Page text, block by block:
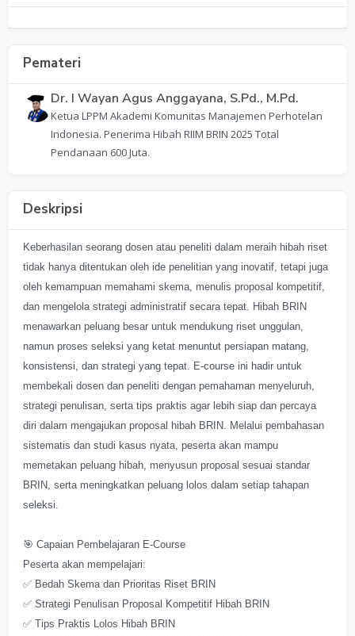
Pemateri
Dr. I Wayan Agus Anggayana, S.Pd., M.Pd.
Ketua LPPM Akademi Komunitas Manajemen Perhotelan
Indonesia. Penerima Hibah RIIM BRIN 2025 Total
Pendanaan 600 Juta.
Deskripsi
Keberhasilan seorang dosen atau peneliti dalam meraih hibah riset
tidak hanya ditentukan oleh ide penelitian yang inovatif, tetapi juga
oleh kemampuan memahami skema, menulis proposal kompetitif,
dan mengelola strategi administratif secara tepat. Hibah BRIN
menawarkan peluang besar untuk mendukung riset unggulan,
namun proses seleksi yang ketat menuntut persiapan matang,
konsistensi, dan strategi yang tepat. E-course ini hadir untuk
membekali dosen dan peneliti dengan pemahaman menyeluruh,
strategi penulisan, serta tips praktis agar lebih siap dan percaya
diri dalam mengajukan proposal hibah BRIN. Melalui pembahasan
sistematis dan studi kasus nyata, peserta akan mampu
memetakan peluang hibah, menyusun proposal sesuai standar
BRIN, serta meningkatkan peluang lolos dalam setiap tahapan
seleksi.
🎯 Capaian Pembelajaran E-Course
Peserta akan mempelajari:
✅ Bedah Skema dan Prioritas Riset BRIN
✅ Strategi Penulisan Proposal Kompetitif Hibah BRIN
✅ Tips Praktis Lolos Hibah BRIN